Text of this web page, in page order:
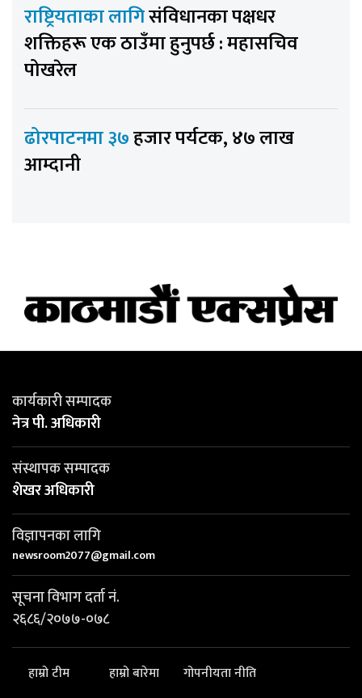
राष्ट्रियताका लागिसंविधानका पक्षधर
शक्तिहरू एक ठाउँमा हुनुपर्छ : महासचिव
पोखरेल
ढोरपाटनमा ३७हजार पर्यटक, ४७ लाख
आम्दानी
कार्यकारी सम्पादक
नेत्र पी. अधिकारी
संस्थापक सम्पादक
शेखर अधिकारी
विज्ञापनका लागि
newsroom2077@gmail.com
सूचना विभाग दर्ता नं.
२६८६/२०७७-०७८
हाम्रो टीम हाम्रो बारेमा
गोपनीयता नीति